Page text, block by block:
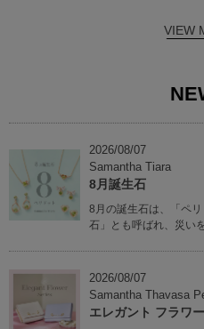
VIEW
2026/08/07
Samantha Tiara
8月誕生石
8月の誕生石は、「ペ
石」とも呼ばれ、災いを
2026/08/07
Samantha Thavasa
エレガント フラワ